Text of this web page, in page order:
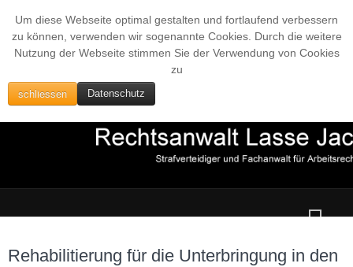
Um diese Webseite optimal gestalten und fortlaufend verbessern
zu können, verwenden wir sogenannte Cookies. Durch die weitere
Nutzung der Webseite stimmen Sie der Verwendung von Cookies
zu
schliessen Datenschutz
Rehabilitierung für die Unterbringung in den